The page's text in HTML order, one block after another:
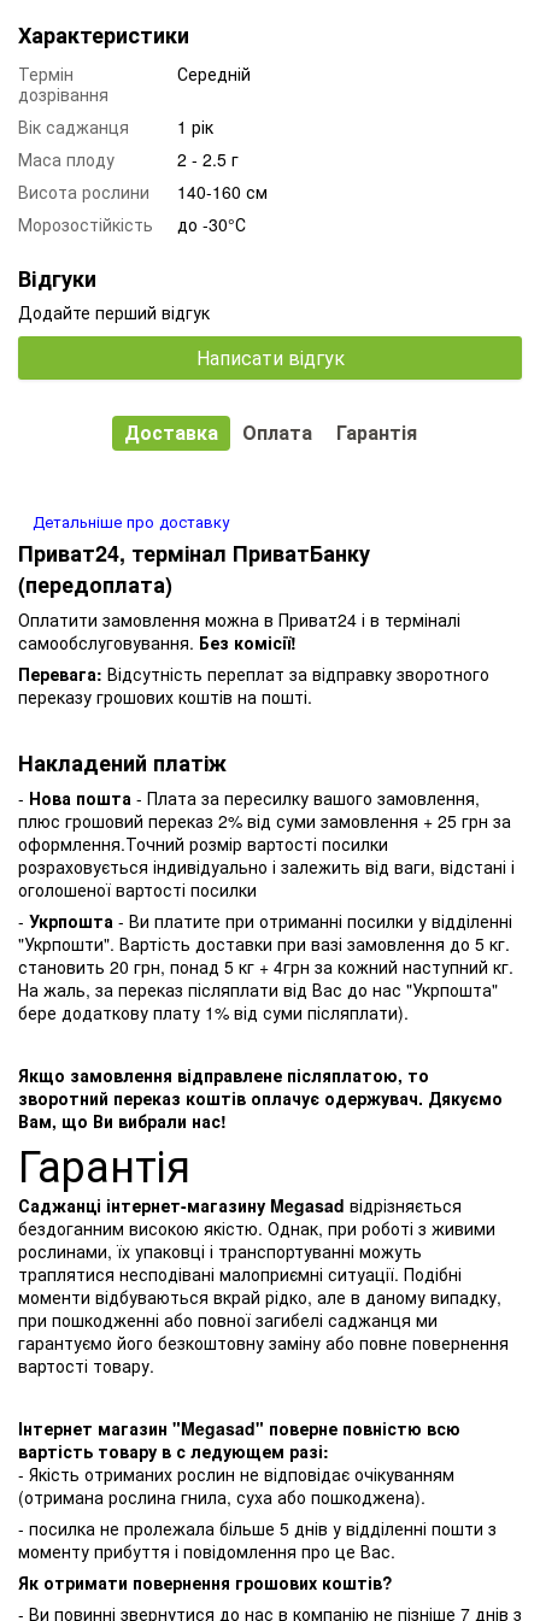
Характеристики
Термін
дозрівання
Середній
Вік саджанця
1 рік
Маса плоду
2 - 2.5 г
Висота рослини
140-160 см
Морозостійкість
до -30°С
Відгуки
Додайте перший відгук
Написати відгук
Доставка Оплата Гарантія
Детальніше про доставку
Приват24, термінал ПриватБанку
(передоплата)
Оплатити замовлення можна в Приват24 і в терміналі
самообслуговування. Без комісії!
Перевага: Відсутність переплат за відправку зворотного
переказу грошових коштів на пошті.
Накладений платіж
- Нова пошта - Плата за пересилку вашого замовлення,
плюс грошовий переказ 2% від суми замовлення + 25 грн за
оформлення.Точний розмір вартості посилки
розраховується індивідуально і залежить від ваги, відстані і
оголошеної вартості посилки
- Укрпошта - Ви платите при отриманні посилки у відділенні
"Укрпошти". Вартість доставки при вазі замовлення до 5 кг.
становить 20 грн, понад 5 кг + 4грн за кожний наступний кг.
На жаль, за переказ післяплати від Вас до нас "Укрпошта"
бере додаткову плату 1% від суми післяплати).
Якщо замовлення відправлене післяплатою, то
зворотний переказ коштів оплачує одержувач. Дякуємо
Вам, що Ви вибрали нас!
Гарантія
Саджанці інтернет-магазину Megasad відрізняється
бездоганним високою якістю. Однак, при роботі з живими
рослинами, їх упаковці і транспортуванні можуть
траплятися несподівані малоприємні ситуації. Подібні
моменти відбуваються вкрай рідко, але в даному випадку,
при пошкодженні або повної загибелі саджанця ми
гарантуємо його безкоштовну заміну або повне повернення
вартості товару.
Інтернет магазин "Megasad" поверне повністю всю
вартість товару в с ледующем разі:
- Якість отриманих рослин не відповідає очікуванням
(отримана рослина гнила, суха або пошкоджена).
- посилка не пролежала більше 5 днів у відділенні пошти з
моменту прибуття і повідомлення про це Вас.
Як отримати повернення грошових коштів?
- Ви повинні звернутися до нас в компанію не пізніше 7 днів з